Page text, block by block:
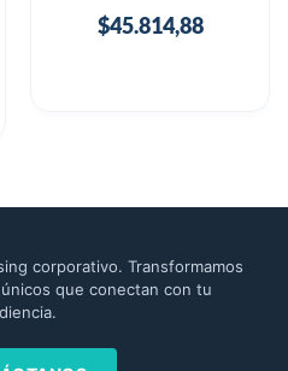
$45.814,88
corporativo. Transformamos
que conectan con tu